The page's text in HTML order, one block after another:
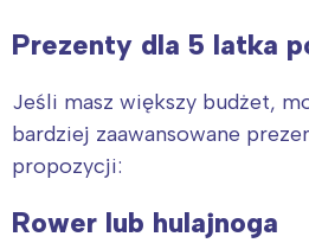
Prezenty dla 5 latka
Jeśli masz większy budżet,
bardziej zaawansowane
propozycji:
Rower lub hulajnoga
Warszawa
Trójmiasto
Poznań
Wrocław